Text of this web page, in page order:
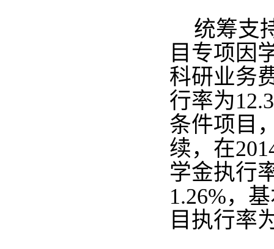
统筹支
目专项因
科研业务
行率为
条件项目
续，在
学金执行
1.26%，
目执行率